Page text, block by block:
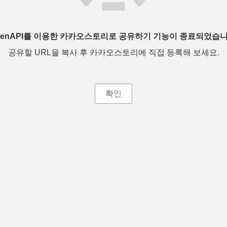
를 이용한 카카오스토리로 공유하기 기능이 종료되었습
공유할 URL을 복사 후 카카오스토리에 직접 등록해 보세요.
확인